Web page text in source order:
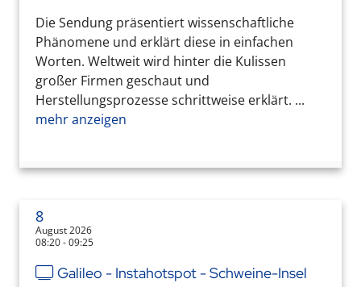
Die Sendung präsentiert wissenschaftliche
Phänomene und erklärt diese in einfachen
Worten. Weltweit wird hinter die Kulissen
großer Firmen geschaut und
Herstellungsprozesse schrittweise erklärt. ...
mehr anzeigen
8
August 2026
08:20 - 09:25
Galileo - Instahotspot - Schweine-Insel